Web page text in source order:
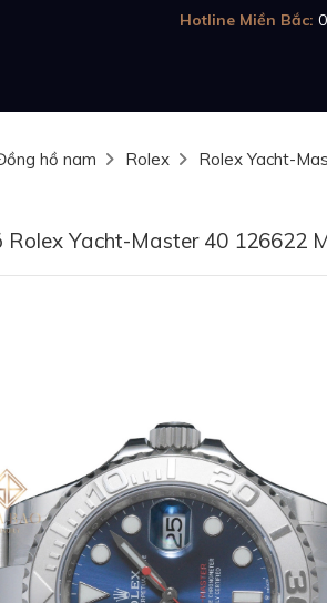
Hotline Miền Bắc:
hồ nam Rolex Rolex Yacht-
Yacht-Master 40 126622